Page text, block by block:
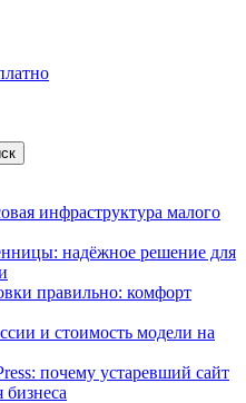
инфраструктура малого
надёжное решение для
правильно: комфорт
и стоимость модели на
почему устаревший сайт
бизнеса